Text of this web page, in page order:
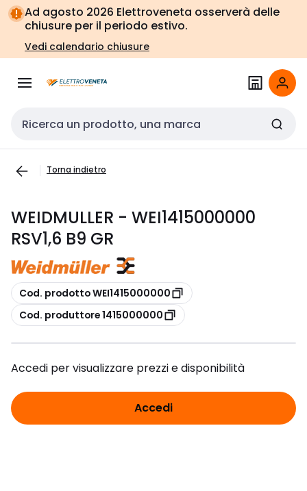
Vai alla
navigazione
Vai
alla
pagina
Ad agosto 2026 Elettroveneta osserverà delle
chiusure per il periodo estivo.
Vedi calendario chiusure
Cerca input
Torna indietro
WEIDMULLER - WEI1415000000
RSV1,6 B9 GR
copia
Cod. prodotto WEI1415000000
copia
Cod. produttore 1415000000
Accedi per visualizzare prezzi e disponibilità
Accedi